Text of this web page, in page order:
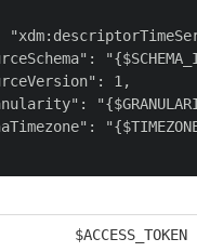
1,
$ACCESS_TOKEN